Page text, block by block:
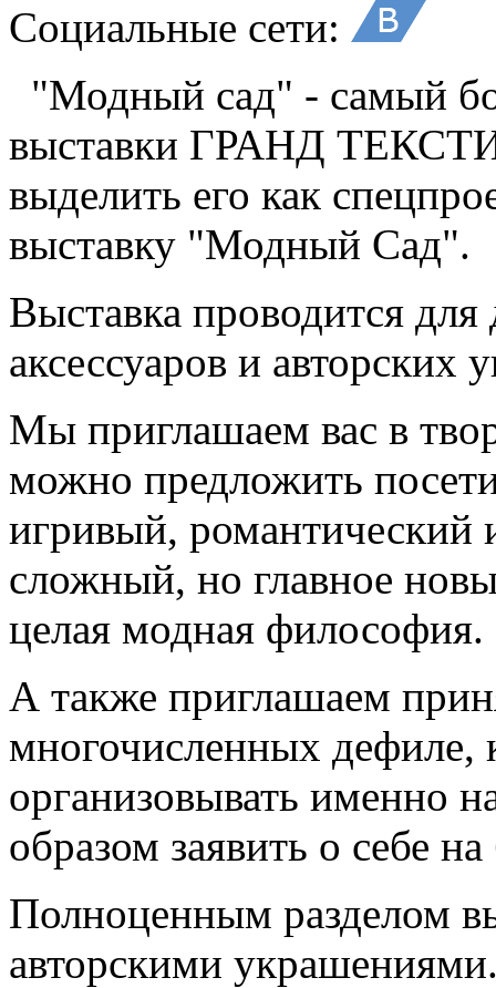
Социальные сети:
"Модный сад" - самый
выставки ГРАНД
выделить его как
выставку "Модный Сад".
Выставка проводится
аксессуаров и авторских
Мы приглашаем вас в
можно предложить
игривый, романтический
сложный, но главное
целая модная философия.
А также приглашаем
многочисленных дефиле,
организовывать именно
образом заявить о себе
Полноценным разделом
авторскими